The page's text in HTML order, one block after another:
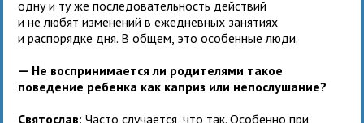
одну и ту же последовательность действий
и не любят изменений в ежедневных занятиях
и распорядке дня. В общем, это особенные люди.
— Не воспринимается ли родителями такое
поведение ребенка как каприз или непослушание?
Святослав: Часто случается, что так. Особенно при